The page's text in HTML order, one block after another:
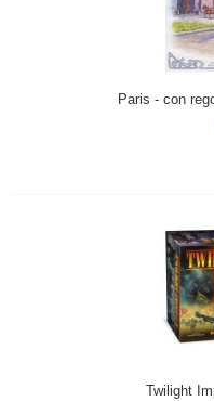
Paris - con
Twilight